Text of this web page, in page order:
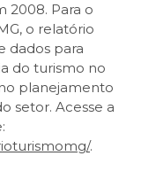
2008. Para o
o relatório
dados para
do turismo no
planejamento
setor. Acesse a
.